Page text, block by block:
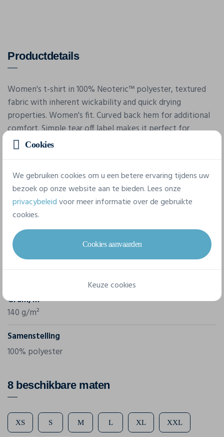
Productdetails
Women's t-shirt in 100% Neoteric™ polyester, textured
fabric with inherent wickability and quick drying
properties. Women's fit. Curved back hem for additional
comfort. Simple tear off label makes it perfect for
rebranding. UPF 40+ UV protection. EN 13758-1 certified.
Eigenschappen
Merk
Awdis
Referentie
Gram/m²
140 g/m²
Samenstelling
100% polyester
8 beschikbare maten
XS S M L XL XXL
Cookies
We gebruiken cookies om u een betere ervaring tijdens uw
bezoek op onze website aan te bieden. Lees onze
privacybeleidvoor meer informatie over de gebruikte
cookies.
Cookies aanvaarden
Keuze cookies